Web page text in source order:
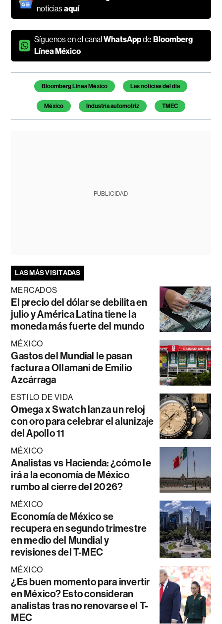
noticiasaquí
Síguenos en el canalWhatsAppdeBloomberg
Línea México
Temas de este artículo
Bloomberg Línea México Las noticias del día
México Industria automotriz TMEC
PUBLICIDAD
LAS MÁS VISITADAS
MERCADOS
El precio del dólar se debilita en
julio y América Latina tiene la
moneda más fuerte del mundo
MÉXICO
Gastos del Mundial le pasan
factura a Ollamani de Emilio
Azcárraga
ESTILO DE VIDA
Omega x Swatch lanza un reloj
con oro para celebrar el alunizaje
del Apollo 11
MÉXICO
Analistas vs Hacienda: ¿cómo le
irá a la economía de México
rumbo al cierre del 2026?
MÉXICO
Economía de México se
recupera en segundo trimestre
en medio del Mundial y
revisiones del T-MEC
MÉXICO
¿Es buen momento para invertir
en México? Esto consideran
analistas tras no renovarse el T-
MEC